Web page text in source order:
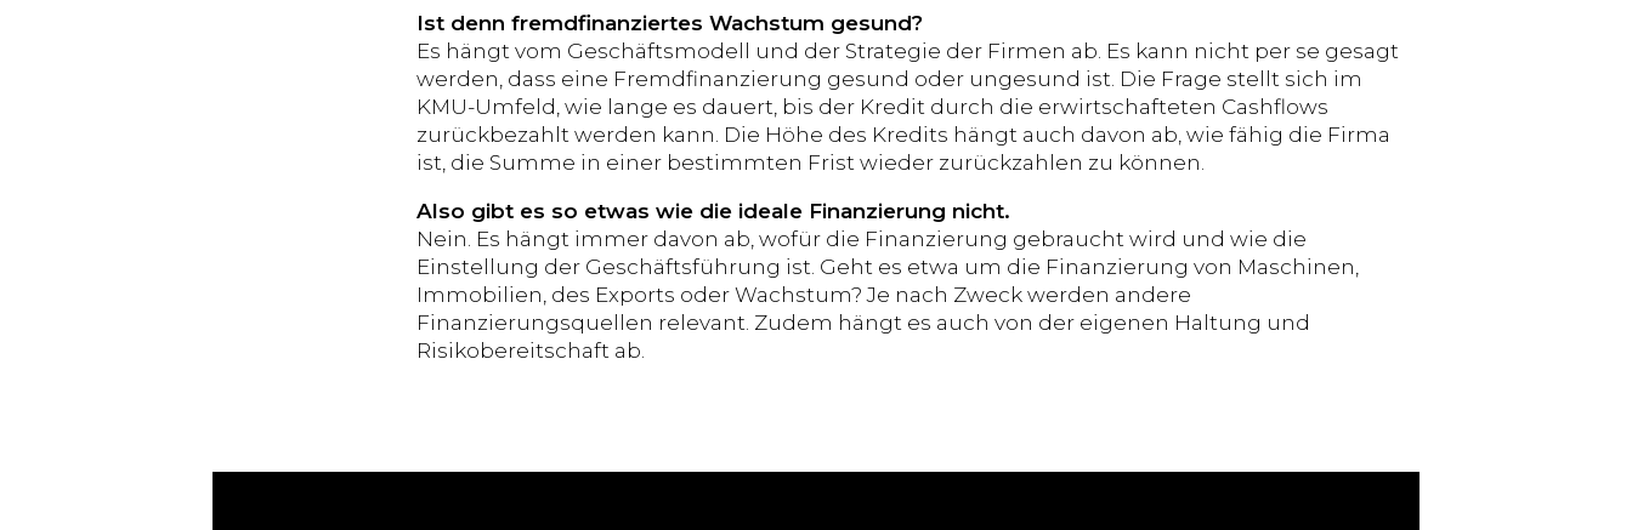
Ist denn fremdfinanziertes Wachstum gesund?
Es hängt vom Geschäftsmodell und der Strategie der Firmen ab. Es kann nicht per se gesagt
werden, dass eine Fremdfinanzierung gesund oder ungesund ist. Die Frage stellt sich im
KMU-Umfeld, wie lange es dauert, bis der Kredit durch die erwirtschafteten Cashflows
zurückbezahlt werden kann. Die Höhe des Kredits hängt auch davon ab, wie fähig die Firma
ist, die Summe in einer bestimmten Frist wieder zurückzahlen zu können.
Also gibt es so etwas wie die ideale Finanzierung nicht.
Nein. Es hängt immer davon ab, wofür die Finanzierung gebraucht wird und wie die
Einstellung der Geschäftsführung ist. Geht es etwa um die Finanzierung von Maschinen,
Immobilien, des Exports oder Wachstum? Je nach Zweck werden andere
Finanzierungsquellen relevant. Zudem hängt es auch von der eigenen Haltung und
Risikobereitschaft ab.